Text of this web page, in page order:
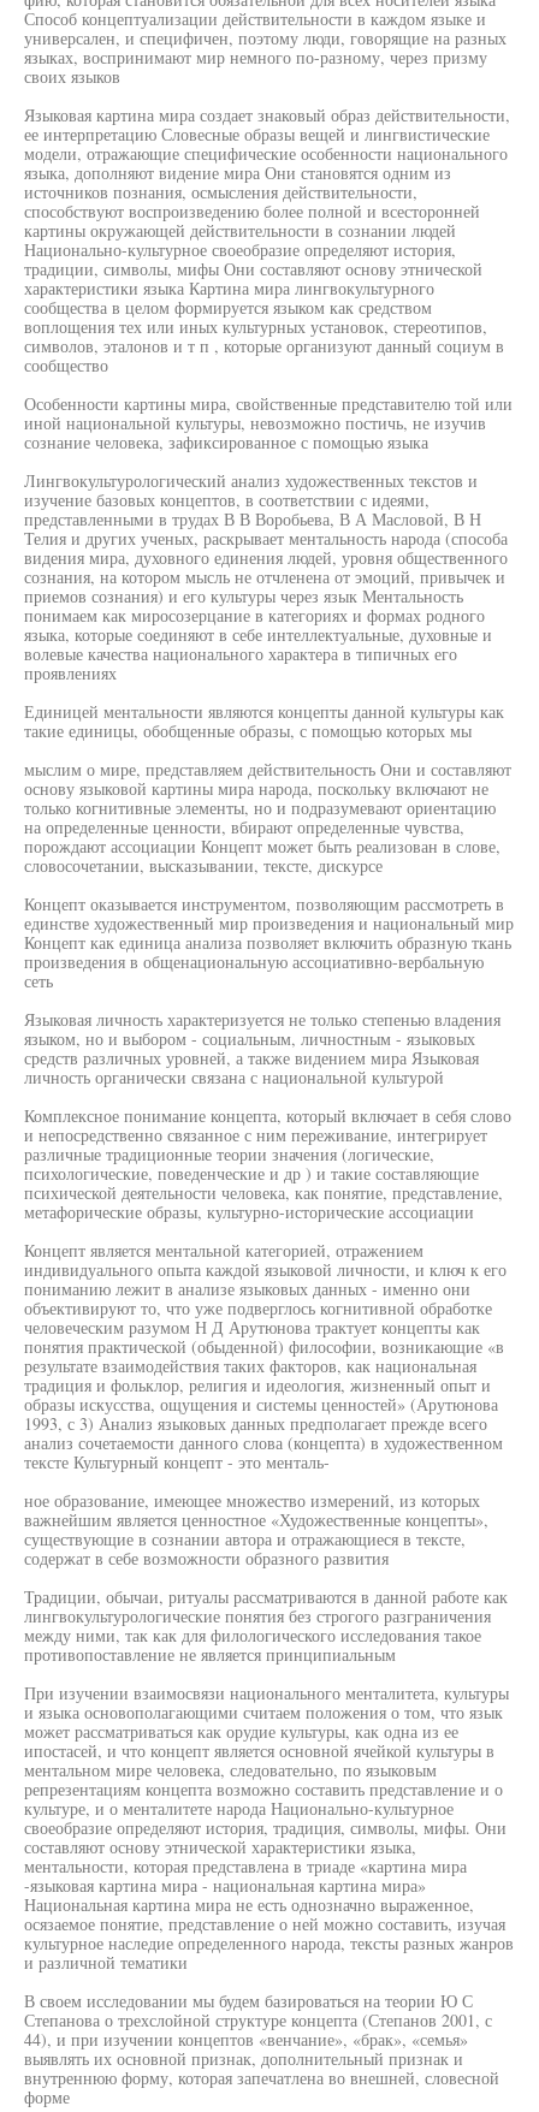
Способ концептуализации действительности в каждом языке и
универсален, и специфичен, поэтому люди, говорящие на разных
языках, воспринимают мир немного по-разному, через призму
своих языков
Языковая картина мира создает знаковый образ действительности,
ее интерпретацию Словесные образы вещей и лингвистические
модели, отражающие специфические особенности национального
языка, дополняют видение мира Они становятся одним из
источников познания, осмысления действительности,
способствуют воспроизведению более полной и всесторонней
картины окружающей действительности в сознании людей
Национально-культурное своеобразие определяют история,
традиции, символы, мифы Они составляют основу этнической
характеристики языка Картина мира лингвокультурного
сообщества в целом формируется языком как средством
воплощения тех или иных культурных установок, стереотипов,
символов, эталонов и т п , которые организуют данный социум в
сообщество
Особенности картины мира, свойственные представителю той или
иной национальной культуры, невозможно постичь, не изучив
сознание человека, зафиксированное с помощью языка
Лингвокультурологический анализ художественных текстов и
изучение базовых концептов, в соответствии с идеями,
представленными в трудах В В Воробьева, В А Масловой, В Н
Телия и других ученых, раскрывает ментальность народа (способа
видения мира, духовного единения людей, уровня общественного
сознания, на котором мысль не отчленена от эмоций, привычек и
приемов сознания) и его культуры через язык Ментальность
понимаем как миросозерцание в категориях и формах родного
языка, которые соединяют в себе интеллектуальные, духовные и
волевые качества национального характера в типичных его
проявлениях
Единицей ментальности являются концепты данной культуры как
такие единицы, обобщенные образы, с помощью которых мы
мыслим о мире, представляем действительность Они и составляют
основу языковой картины мира народа, поскольку включают не
только когнитивные элементы, но и подразумевают ориентацию
на определенные ценности, вбирают определенные чувства,
порождают ассоциации Концепт может быть реализован в слове,
словосочетании, высказывании, тексте, дискурсе
Концепт оказывается инструментом, позволяющим рассмотреть в
единстве художественный мир произведения и национальный мир
Концепт как единица анализа позволяет включить образную ткань
произведения в общенациональную ассоциативно-вербальную
сеть
Языковая личность характеризуется не только степенью владения
языком, но и выбором - социальным, личностным - языковых
средств различных уровней, а также видением мира Языковая
личность органически связана с национальной культурой
Комплексное понимание концепта, который включает в себя слово
и непосредственно связанное с ним переживание, интегрирует
различные традиционные теории значения (логические,
психологические, поведенческие и др ) и такие составляющие
психической деятельности человека, как понятие, представление,
метафорические образы, культурно-исторические ассоциации
Концепт является ментальной категорией, отражением
индивидуального опыта каждой языковой личности, и ключ к его
пониманию лежит в анализе языковых данных - именно они
объективируют то, что уже подверглось когнитивной обработке
человеческим разумом Н Д Арутюнова трактует концепты как
понятия практической (обыденной) философии, возникающие «в
результате взаимодействия таких факторов, как национальная
традиция и фольклор, религия и идеология, жизненный опыт и
образы искусства, ощущения и системы ценностей» (Арутюнова
1993, с 3) Анализ языковых данных предполагает прежде всего
анализ сочетаемости данного слова (концепта) в художественном
тексте Культурный концепт - это менталь-
ное образование, имеющее множество измерений, из которых
важнейшим является ценностное «Художественные концепты»,
существующие в сознании автора и отражающиеся в тексте,
содержат в себе возможности образного развития
Традиции, обычаи, ритуалы рассматриваются в данной работе как
лингвокультурологические понятия без строгого разграничения
между ними, так как для филологического исследования такое
противопоставление не является принципиальным
При изучении взаимосвязи национального менталитета, культуры
и языка основополагающими считаем положения о том, что язык
может рассматриваться как орудие культуры, как одна из ее
ипостасей, и что концепт является основной ячейкой культуры в
ментальном мире человека, следовательно, по языковым
репрезентациям концепта возможно составить представление и о
культуре, и о менталитете народа Национально-культурное
своеобразие определяют история, традиция, символы, мифы. Они
составляют основу этнической характеристики языка,
ментальности, которая представлена в триаде «картина мира
-языковая картина мира - национальная картина мира»
Национальная картина мира не есть однозначно выраженное,
осязаемое понятие, представление о ней можно составить, изучая
культурное наследие определенного народа, тексты разных жанров
и различной тематики
В своем исследовании мы будем базироваться на теории Ю С
Степанова о трехслойной структуре концепта (Степанов 2001, с
44), и при изучении концептов «венчание», «брак», «семья»
выявлять их основной признак, дополнительный признак и
внутреннюю форму, которая запечатлена во внешней, словесной
форме